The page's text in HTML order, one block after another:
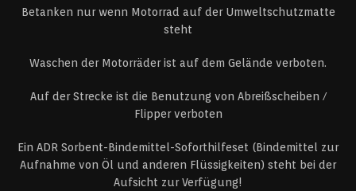
Betanken nur wenn Motorrad auf der Umweltschutzmatte
steht
Waschen der Motorräder ist auf dem Gelände verboten.
Auf der Strecke ist die Benutzung von Abreißscheiben /
Flipper verboten
Ein ADR Sorbent-Bindemittel-Soforthilfeset (Bindemittel zur
Aufnahme von Öl und anderen Flüssigkeiten) steht bei der
Aufsicht zur Verfügung!